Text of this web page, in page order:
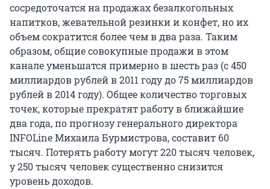
сосредоточатся на продажах безалкогольных
напитков, жевательной резинки и конфет, но их
объем сократится более чем в два раза. Таким
образом, общие совокупные продажи в этом
канале уменьшатся примерно в шесть раз (с 450
миллиардов рублей в 2011 году до 75 миллиардов
рублей в 2014 году). Общее количество торговых
точек, которые прекратят работу в ближайшие
два года, по прогнозу генерального директора
INFOLine Михаила Бурмистрова, составит 60
тысяч. Потерять работу могут 220 тысяч человек,
у 250 тысяч человек существенно снизится
уровень доходов.